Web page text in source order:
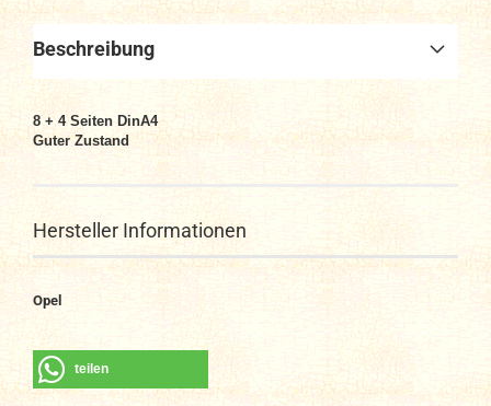
Beschreibung
8 + 4 Seiten DinA4
Guter Zustand
Hersteller Informationen
Opel
teilen